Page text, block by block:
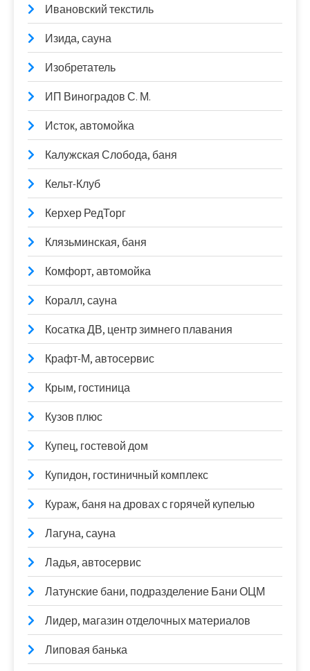
Ивановский текстиль
Изида, сауна
Изобретатель
ИП Виноградов С. М.
Исток, автомойка
Калужская Слобода, баня
Кельт-Клуб
Керхер РедТорг
Клязьминская, баня
Комфорт, автомойка
Коралл, сауна
Косатка ДВ, центр зимнего плавания
Крафт-М, автосервис
Крым, гостиница
Кузов плюс
Купец, гостевой дом
Купидон, гостиничный комплекс
Кураж, баня на дровах с горячей купелью
Лагуна, сауна
Ладья, автосервис
Латунские бани, подразделение Бани ОЦМ
Лидер, магазин отделочных материалов
Липовая банька